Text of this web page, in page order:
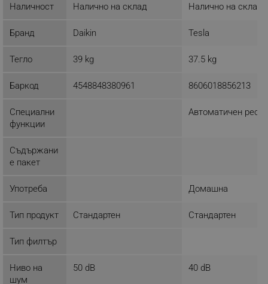
Наличност Налично на склад Налично на склад
Бранд Daikin Tesla
Тегло 39 kg 37.5 kg
Баркод 4548848380961 8606018856213
Специални
функции
Автоматичен
Съдържани
е пакет
Употреба Домашна
Тип продукт Стандартен Стандартен
Тип филтър
Ниво на
шум
50 dB 40 dB